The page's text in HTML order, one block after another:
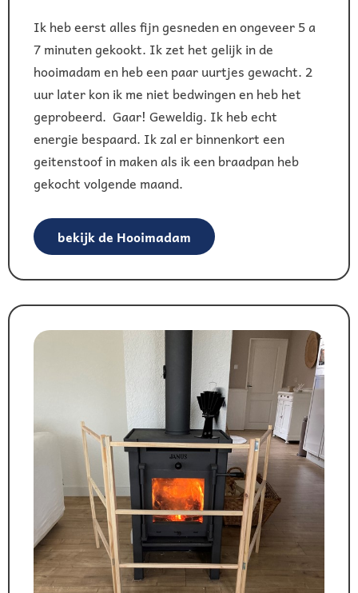
Ik heb eerst alles fijn gesneden en ongeveer 5 a
7 minuten gekookt. Ik zet het gelijk in de
hooimadam en heb een paar uurtjes gewacht. 2
uur later kon ik me niet bedwingen en heb het
geprobeerd. Gaar! Geweldig. Ik heb echt
energie bespaard. Ik zal er binnenkort een
geitenstoof in maken als ik een braadpan heb
gekocht volgende maand.
bekijk de Hooimadam